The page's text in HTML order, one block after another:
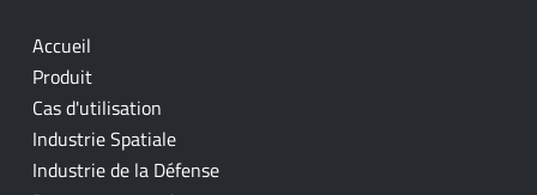
Accueil
Produit
Cas d'utilisation
Industrie Spatiale
Industrie de la Défense